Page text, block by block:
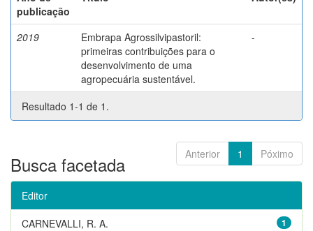
publicação
2019
Embrapa Agrossilvipastoril:
primeiras contribuições para o
desenvolvimento de uma
agropecuária sustentável.
-
Resultado 1-1 de 1.
Anterior 1 Póximo
Busca facetada
Editor
1
CARNEVALLI, R. A.